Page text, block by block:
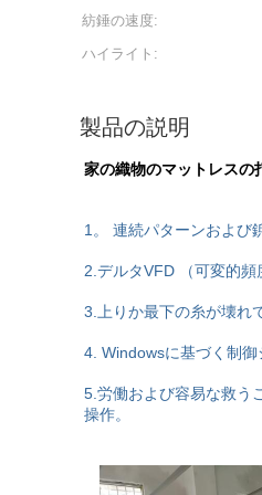
紡錘の速度:
ハイライト:
製品の説明
家の織物のマットレスの
1。 連続パターンおよび
2.デルタVFD （可変的
3.上りか最下の糸が壊れ
4. Windowsに基づく制御
5.労働および容易な救う
操作。